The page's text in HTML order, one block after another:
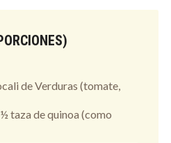
de Verduras (tomate,
taza de quinoa (como